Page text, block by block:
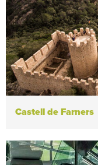
Castell de Farners